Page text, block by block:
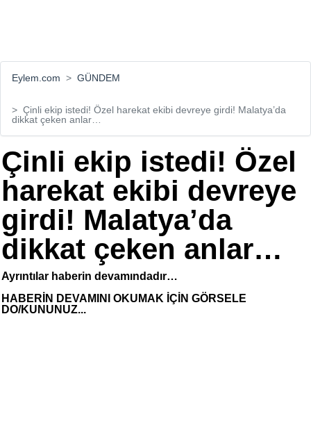
Eylem.com GÜNDEM
Çinli ekip istedi! Özel harekat ekibi devreye girdi! Malatya’da
dikkat çeken anlar…
Çinli ekip istedi! Özel
harekat ekibi devreye
girdi! Malatya’da
dikkat çeken anlar…
Ayrıntılar haberin devamındadır…
HABERİN DEVAMINI OKUMAK İÇİN GÖRSELE
DO/KUNUNUZ...